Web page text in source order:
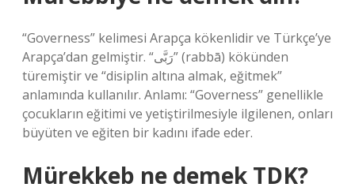
“Governess” kelimesi Arapça kökenlidir ve Türkçe’ye
Arapça’dan gelmiştir. “رَبَّى” (rabbā) kökünden
türemiştir ve “disiplin altına almak, eğitmek”
anlamında kullanılır. Anlamı: “Governess” genellikle
çocukların eğitimi ve yetiştirilmesiyle ilgilenen, onları
büyüten ve eğiten bir kadını ifade eder.
Mürekkeb ne demek TDK?